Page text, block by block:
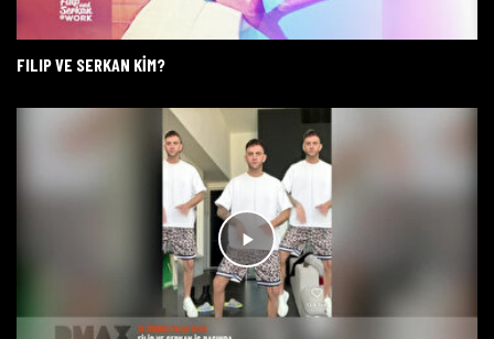
FILIP VE SERKAN KİM?